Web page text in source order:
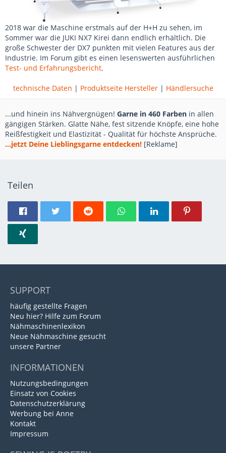
2018 war die Maschine erstmals auf der H+H zu sehen, im
Sommer war die JUKI NX7 Kirei dann endlich erhältlich. Die
große Schwester der DX7 punkten mit vielen Features aus der
Industrie. Im Forum gibt es einen lesenswerten ausführlichen
Test- und Erfahrungsbericht.
technische Daten | Produktseite Hersteller| Händlersuche
...und hinein ins Nähvergnügen! Garne in 460 Farben in allen
gängigen Stärken. Glatte Nähe, fest sitzende Knöpfe, eine hohe
Reißfestigkeit und Elastizität - Qualität für höchste Ansprüche.
...jetzt Deine Lieblingsgarne entdecken! [Reklame]
Teilen
SUPPORT
häufig gestellte Fragen
Neu hier? Hilfe zum Forum
Nähmaschinenlexikon
Neue Nähmaschine gesucht
unsere Partner
INFORMATIONEN
Nutzungsbedingungen
Einsatz von Cookies
Datenschutzerklärung
Werbung bei Anne
Kontakt
Impressum